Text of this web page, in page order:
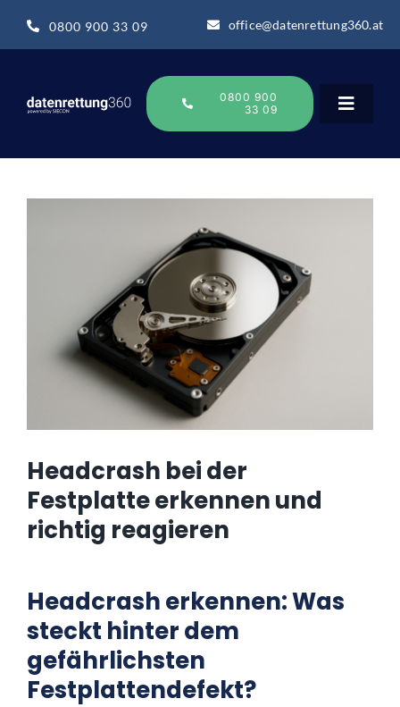
Inhalt
0800 900 33 09 office@datenrettung360.at
0800 900
33 09
Toggle
Datenrettung-Wissen
Über uns
Business
Online Sofort Analyse
Headcrash bei der
Festplatte erkennen und
richtig reagieren
Headcrash erkennen: Was
steckt hinter dem
gefährlichsten
Festplattendefekt?